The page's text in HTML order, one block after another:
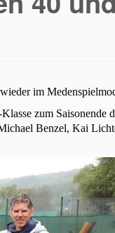
im
zum Saisonende
Benzel, Kai